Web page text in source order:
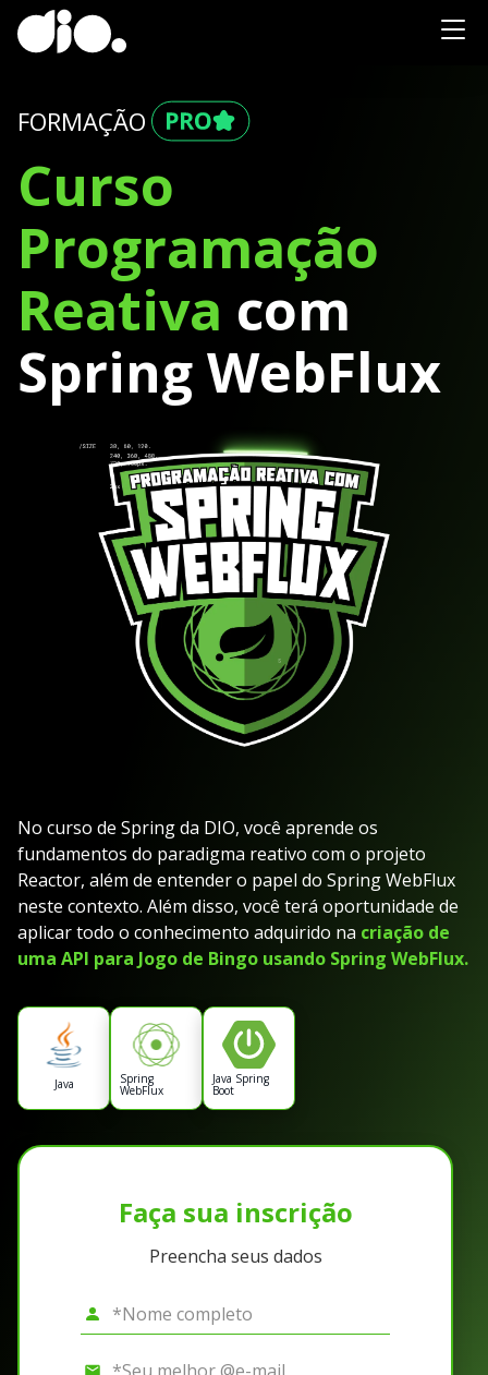
FORMAÇÃO
Curso
Programação
Reativa com
Spring WebFlux
No curso de Spring da DIO, você aprende os
fundamentos do paradigma reativo com o projeto
Reactor, além de entender o papel do Spring WebFlux
neste contexto. Além disso, você terá oportunidade de
aplicar todo o conhecimento adquirido na criação de
uma API para Jogo de Bingo usando Spring WebFlux.
Java Spring
WebFlux
Java Spring
Boot
Faça sua inscrição
Preencha seus dados